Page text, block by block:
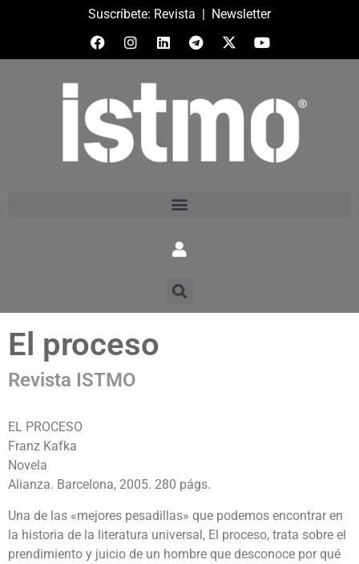
Suscríbete: Revista | Newsletter
El proceso
Revista ISTMO
EL PROCESO
Franz Kafka
Novela
Alianza. Barcelona, 2005. 280 págs.
Una de las «mejores pesadillas» que podemos encontrar en
la historia de la literatura universal, El proceso, trata sobre el
prendimiento y juicio de un hombre que desconoce por qué